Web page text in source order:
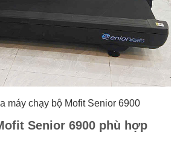
máy chạy bộ Mofit Senior 6900
Senior 6900 phù hợp